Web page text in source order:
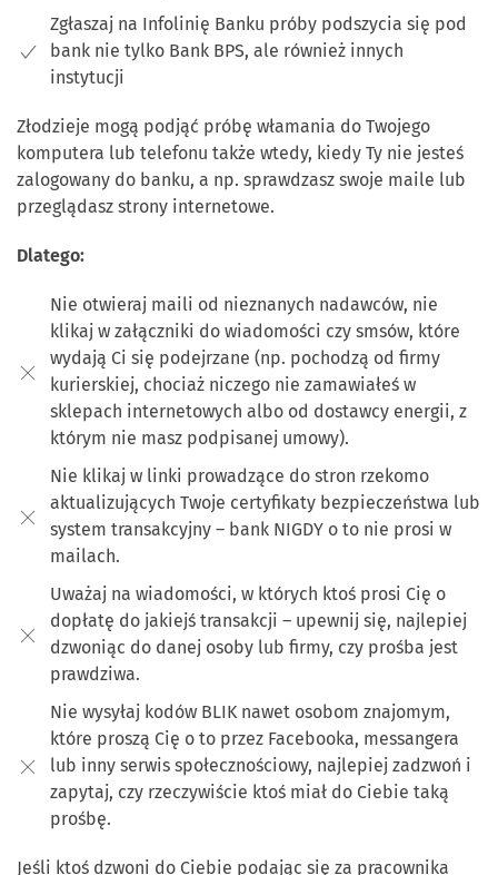
Zgłaszaj na Infolinię Banku próby podszycia się pod
bank nie tylko Bank BPS, ale również innych
instytucji
Złodzieje mogą podjąć próbę włamania do Twojego
komputera lub telefonu także wtedy, kiedy Ty nie jesteś
zalogowany do banku, a np. sprawdzasz swoje maile lub
przeglądasz strony internetowe.
Dlatego:
Nie otwieraj maili od nieznanych nadawców, nie
klikaj w załączniki do wiadomości czy smsów, które
wydają Ci się podejrzane (np. pochodzą od firmy
kurierskiej, chociaż niczego nie zamawiałeś w
sklepach internetowych albo od dostawcy energii, z
którym nie masz podpisanej umowy).
Nie klikaj w linki prowadzące do stron rzekomo
aktualizujących Twoje certyfikaty bezpieczeństwa lub
system transakcyjny – bank NIGDY o to nie prosi w
mailach.
Uważaj na wiadomości, w których ktoś prosi Cię o
dopłatę do jakiejś transakcji – upewnij się, najlepiej
dzwoniąc do danej osoby lub firmy, czy prośba jest
prawdziwa.
Nie wysyłaj kodów BLIK nawet osobom znajomym,
które proszą Cię o to przez Facebooka, messangera
lub inny serwis społecznościowy, najlepiej zadzwoń i
zapytaj, czy rzeczywiście ktoś miał do Ciebie taką
prośbę.
Jeśli ktoś dzwoni do Ciebie podając się za pracownika